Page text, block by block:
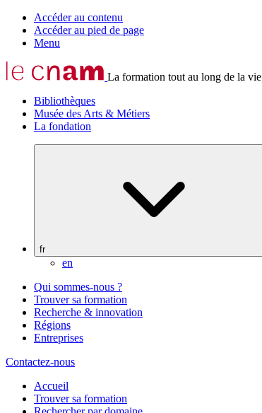
Accéder au contenu
Accéder au pied de page
Menu
La formation tout au long de la vie
Bibliothèques
Musée des Arts & Métiers
La fondation
fr
en
Qui sommes-nous ?
Trouver sa formation
Recherche & innovation
Régions
Entreprises
Contactez-nous
Accueil
Trouver sa formation